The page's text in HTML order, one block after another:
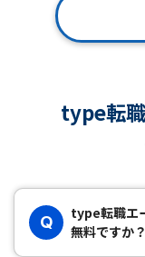
type転
Q
type転職エ
無料ですか？